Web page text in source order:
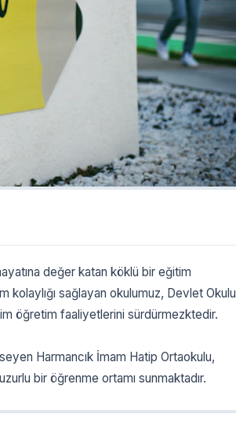
değer katan köklü bir eğitim
kolaylığı sağlayan okulumuz, Devlet Okulu
öğretim faaliyetlerini sürdürmezktedir.
Harmancık İmam Hatip Ortaokulu,
bir öğrenme ortamı sunmaktadır.